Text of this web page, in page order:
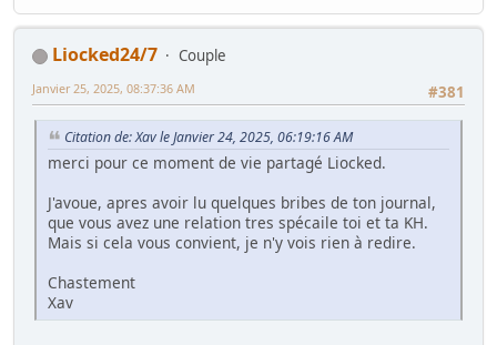
Liocked24/7
Couple
#381
Janvier 25, 2025, 08:37:36 AM
Citation de: Xav le Janvier 24, 2025, 06:19:16 AM
merci pour ce moment de vie partagé Liocked.
J'avoue, apres avoir lu quelques bribes de ton journal,
que vous avez une relation tres spécaile toi et ta KH.
Mais si cela vous convient, je n'y vois rien à redire.
Chastement
Xav